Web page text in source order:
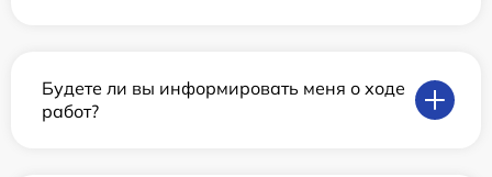
Будете ли вы информировать меня о ходе
работ?